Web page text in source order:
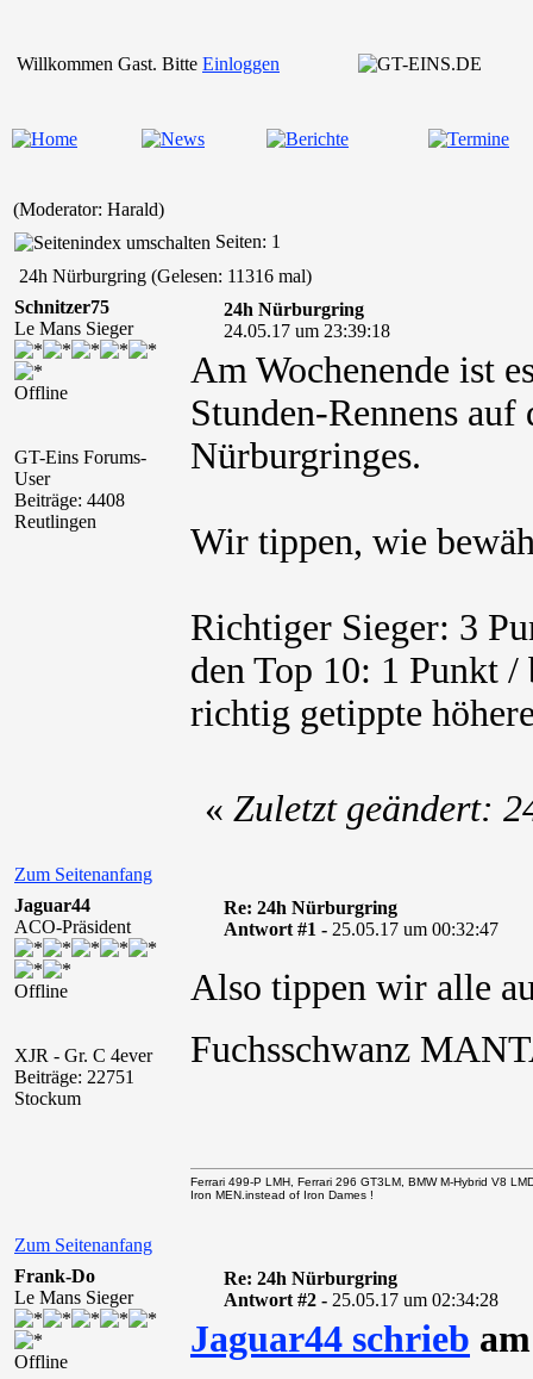
Willkommen Gast. Bitte Einloggen
(Moderator: Harald)
Seiten: 1
24h Nürburgring (Gelesen: 11316 mal)
Schnitzer75
Le Mans Sieger
Offline
GT-Eins Forums-
User
Beiträge: 4408
Reutlingen
24h Nürburgring
24.05.17 um 23:39:18
Am Wochenende ist
Stunden-Rennens
Nürburgringes.
Wir tippen, wie
Richtiger Sieger: 3
den Top 10: 1 Punkt
richtig getippte
Zum Seitenanfang
« Zuletzt geändert:
Jaguar44
ACO-Präsident
Offline
XJR - Gr. C 4ever
Beiträge: 22751
Stockum
Re: 24h Nürburgring
Antwort #1 - 25.05.17 um 00:32:47
Also tippen wir alle
Fuchsschwanz
Zum Seitenanfang
Ferrari 499-P LMH, Ferrari 296 GT3LM, BMW M-Hybrid V8
Iron MEN.instead of Iron Dames !
Frank-Do
Le Mans Sieger
Offline
Re: 24h Nürburgring
Antwort #2 - 25.05.17 um 02:34:28
Jaguar44 schrieb